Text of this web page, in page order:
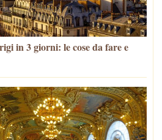
in 3 giorni: le cose da fare e